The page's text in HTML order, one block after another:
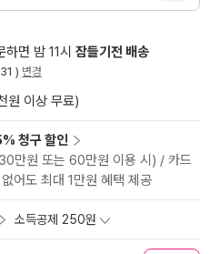
면 밤 11시 잠들기전 배송
) 변경
원 이상 무료)
청구 할인
만원 또는 60만원 이용 시) / 카드
어도 최대 1만원 혜택 제공
소득공제 250원